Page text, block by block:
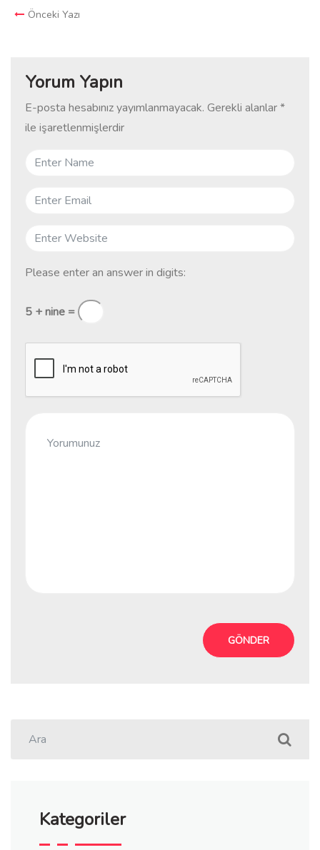
Önceki Yazı
Yorum Yapın
E-posta hesabınız yayımlanmayacak. Gerekli alanlar*
ile işaretlenmişlerdir
Please enter an answer in digits:
5 + nine =
Kategoriler